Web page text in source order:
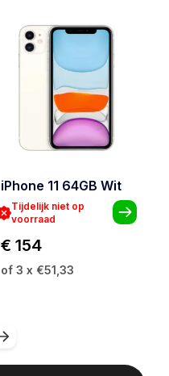
iPhone 11 64GB Wit
Tijdelijk niet op
voorraad
€ 154
of 3 x €51,33